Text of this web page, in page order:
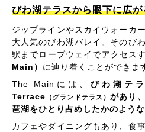
びわ湖テラスから眼下に広
ジップラインやスカイウォーカ
大人気のびわ湖バレイ。そのび
駅までロープウェイでアクセスす
Main） に辿り着くことができま
The Mainには、 びわ湖テ
Terrace （グランドテラス）があり
琶湖をひとり占めしたかのよう
カフェやダイニングもあり、食